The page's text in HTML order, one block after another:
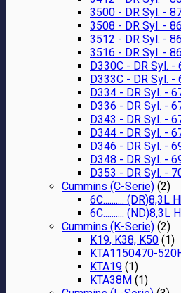
3500 - DR Syl. -
3508 - DR Syl. -
3512 - DR Syl. -
3516 - DR Syl. -
D330C - DR Syl. -
D333C - DR Syl. -
D334 - DR Syl. -
D336 - DR Syl. -
D343 - DR Syl. -
D344 - DR Syl. -
D346 - DR Syl. -
D348 - DR Syl. -
D353 - DR Syl. -
Cummins (C-Serie) (2)
6C.......... (DR)8,3L
6C.......... (ND)8,3L
Cummins (K-Serie) (2)
K19, K38, K50 (1)
KTA1150470-
KTA19 (1)
KTA38M (1)